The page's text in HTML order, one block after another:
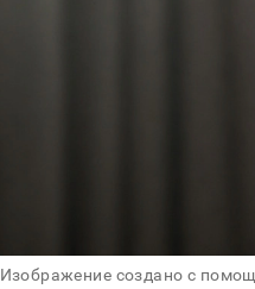
Изображение создано с